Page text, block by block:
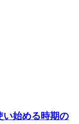
い始める時期の